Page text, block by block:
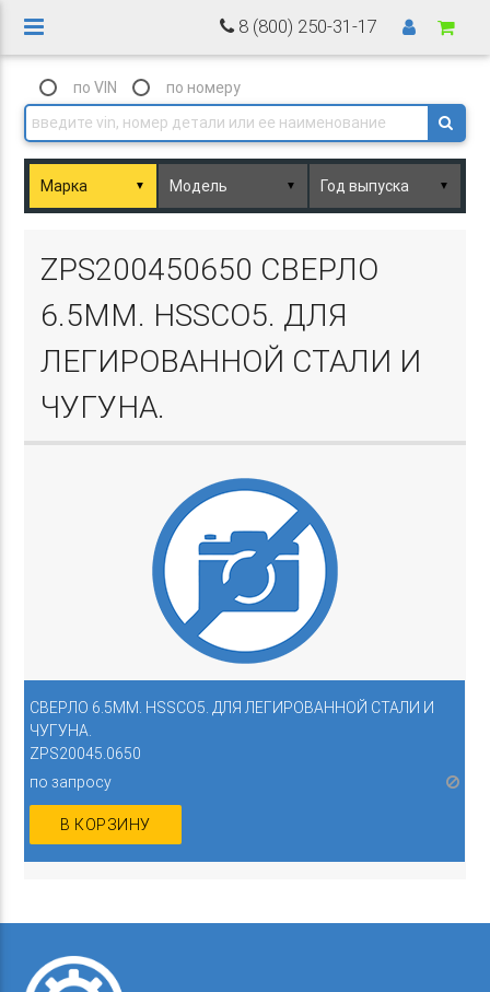
8 (800) 250-31-17
по VIN по номеру
▼ ▼ ▼
ZPS200450650 СВЕРЛО
6.5ММ. HSSCO5. ДЛЯ
ЛЕГИРОВАННОЙ СТАЛИ И
ЧУГУНА.
СВЕРЛО 6.5ММ. HSSCO5. ДЛЯ ЛЕГИРОВАННОЙ СТАЛИ И
ЧУГУНА.
ZPS20045.0650
по запросу
В КОРЗИНУ